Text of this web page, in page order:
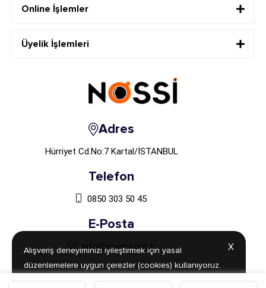
X
Alışveriş deneyiminizi iyileştirmek için yasal
düzenlemelere uygun çerezler (cookies) kullanıyoruz.
Detaylı bilgiyeAydınlatma Metnisayfamızdan
Online İşlemler
Üyelik İşlemleri
Adres
Hürriyet Cd.No:7 Kartal/İSTANBUL
Telefon
0850 303 50 45
E-Posta
info@nossi.com.tr X
Alışveriş deneyiminizi iyileştirmek için yasal
düzenlemelere uygun çerezler (cookies) kullanıyoruz.
Detaylı bilgiyeAydınlatma Metnisayfamızdan